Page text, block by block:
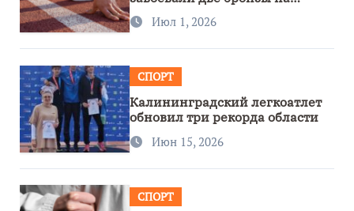
первенстве России
Июл 1, 2026
СПОРТ
Калининградский легкоатлет
обновил три рекорда области
Июн 15, 2026
СПОРТ